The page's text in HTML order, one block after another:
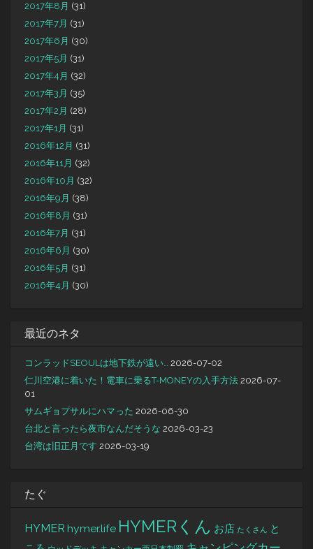
2017年8月 (31)
2017年7月 (31)
2017年6月 (30)
2017年5月 (31)
2017年4月 (32)
2017年3月 (35)
2017年2月 (28)
2017年1月 (31)
2016年12月 (31)
2016年11月 (32)
2016年10月 (32)
2016年9月 (38)
2016年8月 (31)
2016年7月 (31)
2016年6月 (30)
2016年5月 (31)
2016年4月 (30)
最近のネタ
コンラッドSEOULは地下鉄が遠い… 2026-07-02
仁川空港に着いた！電車に乗るT-MONEYの入手方法 2026-07-
01
サムギョプサルにハマった 2026-06-30
台北と言ったら夜市なんだそうな 2026-03-23
台湾は旧正月です 2026-03-19
たぐ
HYMER hymer.life HYMERくん お店 たくさん と